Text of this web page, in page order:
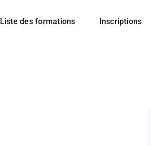
Liste des formations Inscriptions